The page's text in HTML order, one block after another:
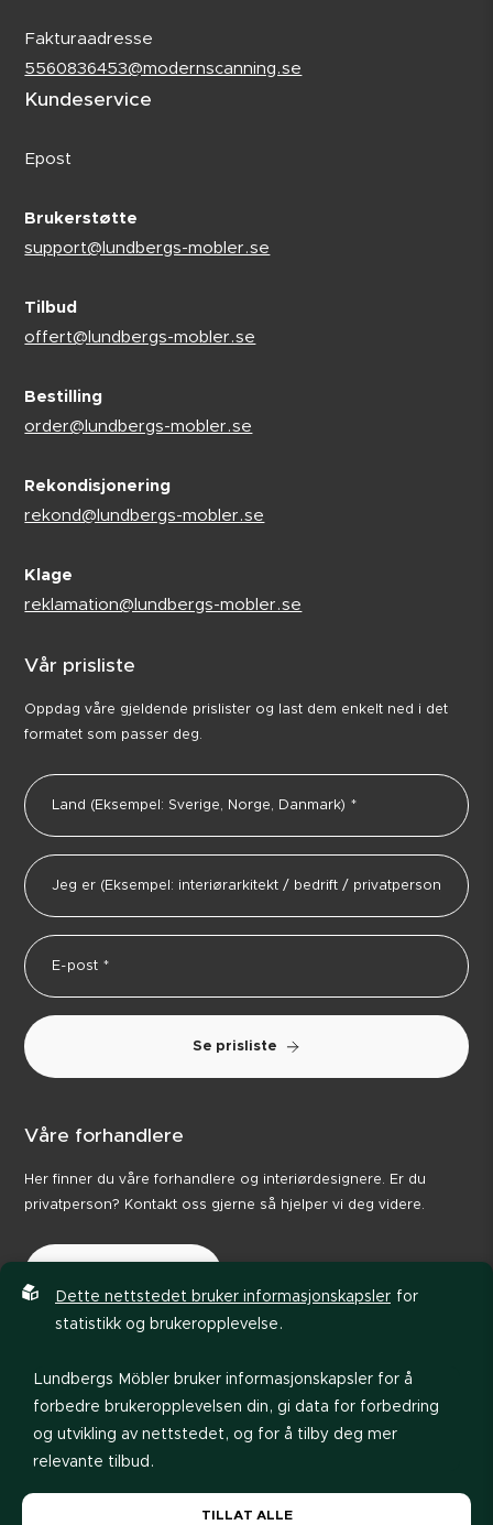
Fakturaadresse
5560836453@modernscanning.se
Kundeservice
Epost
Brukerstøtte
support@lundbergs-mobler.se
Tilbud
offert@lundbergs-mobler.se
Bestilling
order@lundbergs-mobler.se
Rekondisjonering
rekond@lundbergs-mobler.se
Klage
reklamation@lundbergs-mobler.se
Vår prisliste
Oppdag våre gjeldende prislister og last dem enkelt ned i det
formatet som passer deg.
Se prisliste
Våre forhandlere
Her finner du våre forhandlere og interiørdesignere. Er du
privatperson? Kontakt oss gjerne så hjelper vi deg videre.
Personvernerklæring
Dette nettstedet bruker informasjonskapsler for
statistikk og brukeropplevelse.
Lundbergs Möbler bruker informasjonskapsler for å
forbedre brukeropplevelsen din, gi data for forbedring
og utvikling av nettstedet, og for å tilby deg mer
relevante tilbud.
TILLAT ALLE